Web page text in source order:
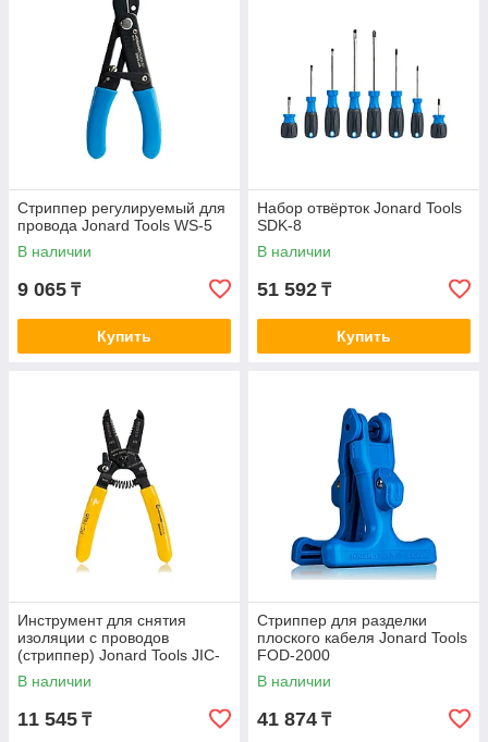
Стриппер регулируемый для
провода Jonard Tools WS-5
В наличии
9 065 ₸
Купить
Набор отвёрток Jonard Tools
SDK-8
В наличии
51 592 ₸
Купить
Инструмент для снятия
изоляции с проводов
(стриппер) Jonard Tools JIC-
1626
В наличии
11 545 ₸
Стриппер для разделки
плоского кабеля Jonard Tools
FOD-2000
В наличии
41 874 ₸